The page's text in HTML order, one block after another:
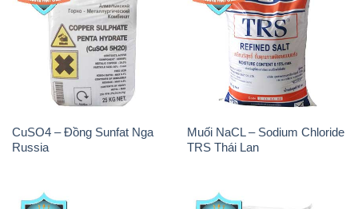
CuSO4 – Đồng Sunfat Nga
Russia
Muối NaCL – Sodium Chloride
TRS Thái Lan